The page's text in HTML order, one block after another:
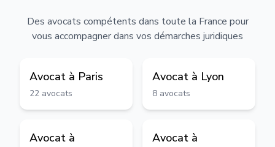
Des avocats compétents dans toute la France pour
vous accompagner dans vos démarches juridiques
Avocat à Paris
22 avocats
Avocat à Lyon
8 avocats
Avocat à
Avocat à